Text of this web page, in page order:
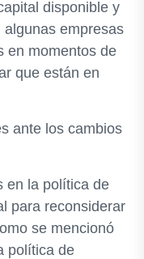
disponible y
empresas
en momentos de
que están en
ante los cambios
en la política de
para reconsiderar
se mencionó
política de